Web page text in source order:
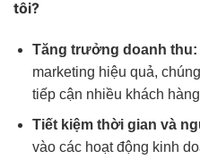
tôi?
Tăng trưởng doanh thu:
marketing hiệu quả,
tiếp cận nhiều khách
Tiết kiệm thời gian và
vào các hoạt động kinh